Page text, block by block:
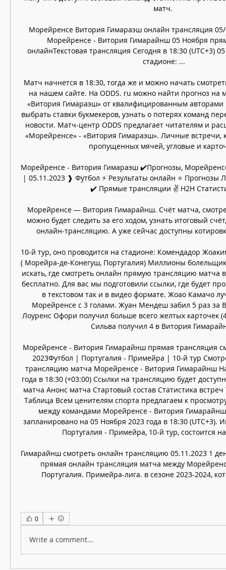
матч.
Морейренсе Витория Гимараэш онлайн трансляция
Морейренсе - Витория Гимарайнш 05 Ноября
онлайнТекстовая трансляция Сегодня в 18:30 (UTC+3)
стадионе: ...
Матч начнется в 18:30, тогда же и можно начать
на нашем сайте. На ODDS. ru можно найти прогноз на
«Витория Гимараэш» от квалифицированным
выбрать ставки букмекеров, узнать о потерях команд
новости. Матч-центр ODDS предлагает читателям и
«Морейренсе» - «Витория Гимараэш». Личные встречи,
пропущенных мячей, угловые и
Морейренсе - Витория Гимараэш ✔️Прогнозы,
| 05.11.2023 ❱ Футбол ⚡ Результаты онлайн ⭐
✔️ Прямые трансляции ✌ H2H
Морейренсе — Витория Гимарайнш. Счёт матча,
можно будет следить за его ходом, узнать итоговый
онлайн-трансляцию. А уже сейчас доступны
10-й тур, оно проводится на стадионе: Комендадор
( Морейра-де-Конегуш, Португалия) Миллионы
искать, где смотреть онлайн прямую трансляцию матча
бесплатно. Для вас мы подготовили ссылки, где будет
в текстовом так и в видео формате. Жоао Камачо
Морейренсе с 3 голами. Жуан Мендеш забил 5 раз за
Лоуренс Офори получил больше всего желтых карточек
Сильва получил 4 в Витория
Морейренсе - Витория Гимарайнш прямая трансляция
2023Футбол | Португалия - Примейра | 10-й тур
трансляцию матча Морейренсе - Витория Гимарайнш
года в 18:30 (+03:00) Ссылки на трансляцию будет
матча Анонс матча Стартовый состав Статистика встреч
Таблица Всем ценителям спорта предлагаем к
между командами Морейренсе - Витория
запланировано на 05 Ноября 2023 года в 18:30 (UTC+3).
Португалия - Примейра, 10-й тур, состоится
Гимарайнш смотреть онлайн трансляцию 05.11.2023 1
прямая онлайн трансляция матча между
Португалия. Примейра-лига. в сезоне 2023-2024,
0
Write a comment...